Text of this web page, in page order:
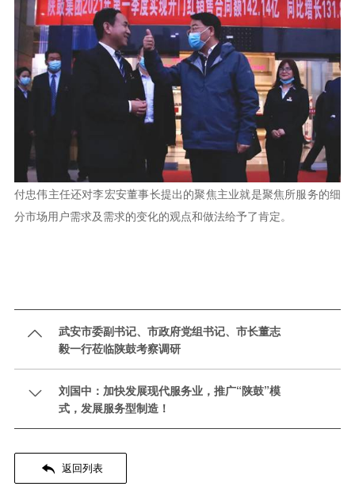
付忠伟主任还对李宏安董事长提出的聚焦主业就是聚焦所服务的细
分市场用户需求及需求的变化的观点和做法给予了肯定。

武安市委副书记、市政府党组书记、市长董志
毅一行莅临陕鼓考察调研

刘国中：加快发展现代服务业，推广“陕鼓”模
式，发展服务型制造！
 返回列表